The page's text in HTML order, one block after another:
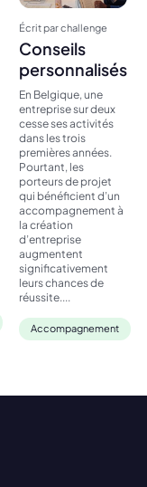
Écrit par challenge
Conseils
personnalisés
En Belgique, une
entreprise sur deux
cesse ses activités
dans les trois
premières années.
Pourtant, les
porteurs de projet
qui bénéficient d’un
accompagnement à
la création
d’entreprise
augmentent
significativement
leurs chances de
réussite....
Accompagnement